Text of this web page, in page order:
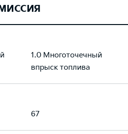
1.0 Многоточечный
впрыск топлива
67